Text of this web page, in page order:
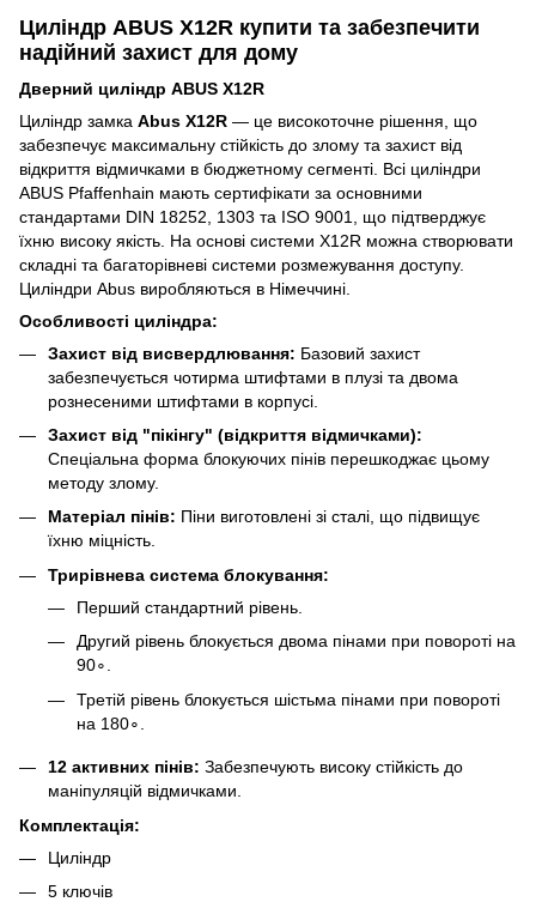
Циліндр ABUS X12R купити та забезпечити
надійний захист для дому
Дверний циліндр ABUS X12R
Циліндр замка Abus X12R — це високоточне рішення, що
забезпечує максимальну стійкість до злому та захист від
відкриття відмичками в бюджетному сегменті. Всі циліндри
ABUS Pfaffenhain мають сертифікати за основними
стандартами DIN 18252, 1303 та ISO 9001, що підтверджує
їхню високу якість. На основі системи X12R можна створювати
складні та багаторівневі системи розмежування доступу.
Циліндри Abus виробляються в Німеччині.
Особливості циліндра:
Захист від висвердлювання: Базовий захист
забезпечується чотирма штифтами в плузі та двома
рознесеними штифтами в корпусі.
Захист від "пікінгу" (відкриття відмичками):
Спеціальна форма блокуючих пінів перешкоджає цьому
методу злому.
Матеріал пінів: Піни виготовлені зі сталі, що підвищує
їхню міцність.
Трирівнева система блокування:
Перший стандартний рівень.
Другий рівень блокується двома пінами при повороті на
90∘.
Третій рівень блокується шістьма пінами при повороті
на 180∘.
12 активних пінів: Забезпечують високу стійкість до
маніпуляцій відмичками.
Комплектація:
Циліндр
5 ключів